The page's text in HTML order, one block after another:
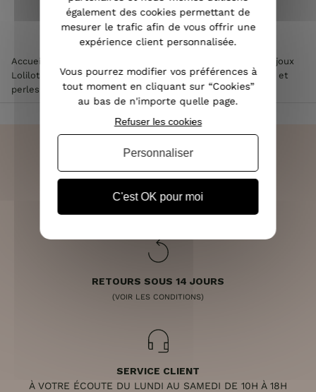
Accueil
Bijoux
Lolilota & Lol femme >Bracelet acier doré à maillons étoile et
perles
LIVRAISON RAPIDE
OFFERTE DÈS 70€
RETOURS SOUS 14 JOURS
(VOIR LES CONDITIONS)
SERVICE CLIENT
À VOTRE ÉCOUTE DU LUNDI AU SAMEDI DE 10H À 18H
également des cookies permettant de
mesurer le trafic afin de vous offrir une
expérience client personnalisée.
Vous pourrez modifier vos préférences à
tout moment en cliquant sur “Cookies”
au bas de n'importe quelle page.
C'est OK pour moi
Refuser les cookies
Personnaliser